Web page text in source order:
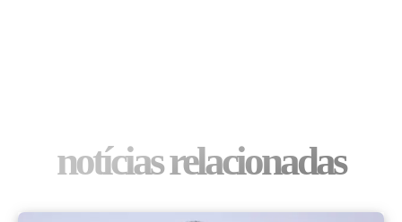
notícias relacionadas